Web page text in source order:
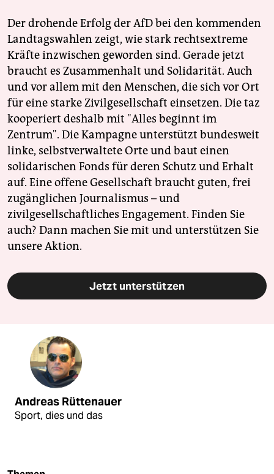
Der drohende Erfolg der AfD bei den kommenden
Landtagswahlen zeigt, wie stark rechtsextreme
Kräfte inzwischen geworden sind. Gerade jetzt
braucht es Zusammenhalt und Solidarität. Auch
und vor allem mit den Menschen, die sich vor Ort
für eine starke Zivilgesellschaft einsetzen. Die taz
kooperiert deshalb mit "Alles beginnt im
Zentrum". Die Kampagne unterstützt bundesweit
linke, selbstverwaltete Orte und baut einen
solidarischen Fonds für deren Schutz und Erhalt
auf. Eine offene Gesellschaft braucht guten, frei
zugänglichen Journalismus – und
zivilgesellschaftliches Engagement. Finden Sie
auch? Dann machen Sie mit und unterstützen Sie
unsere Aktion.
Jetzt unterstützen
Andreas Rüttenauer
Sport, dies und das